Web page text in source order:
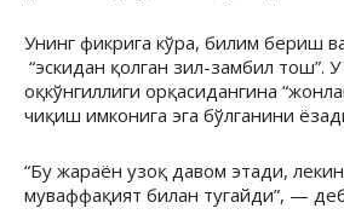
Унинг фикрига кўра, билим бериш
“эскидан қолган зил-замбил тош”.
оқкўнгиллиги орқасидангина
чиқиш имконига эга бўлганини
“Бу жараён узоқ давом этади,
муваффақият билан тугайди”, —